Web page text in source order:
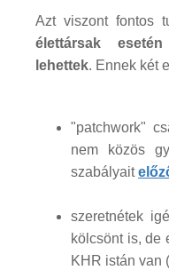
Azt viszont fontos
élettársak
lehettek. Ennek két
"patchwork"
nem közös
szabályait
szeretnétek
kölcsönt is, de
KHR istán van